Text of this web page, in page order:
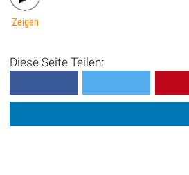
Zeigen
Diese Seite Teilen: